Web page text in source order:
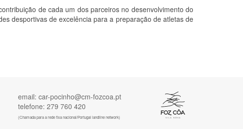
de cada um dos parceiros no desenvolvimento do
desportivas de excelência para a preparação de atletas de
email: car-pocinho@cm-fozcoa.pt
telefone: 279 760 420
(Chamada para a rede fixa nacional/Portugal landline network)